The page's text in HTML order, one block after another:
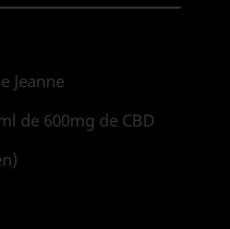
Jeanne
de 600mg de CBD